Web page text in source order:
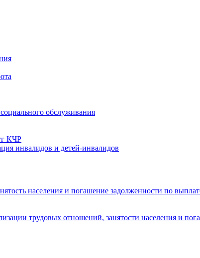
обслуживания
КЧР
инвалидов и детей-инвалидов
населения и погашение задолженности по
трудовых отношений, занятости населения и